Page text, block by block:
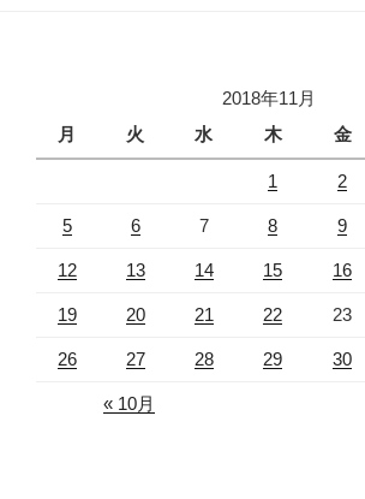
2018年11月
月
火 水 木 金
1 2
5 6 7 8 9
12 13 14 15 16
19 20 21 22 23
26 27 28 29 30
« 10月